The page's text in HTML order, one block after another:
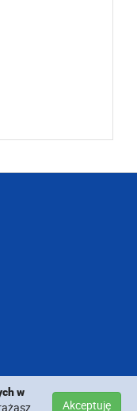
Akceptuję
w